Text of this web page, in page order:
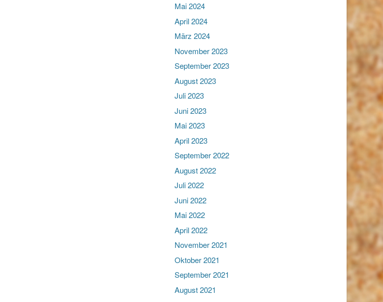
Mai 2024
April 2024
März 2024
November 2023
September 2023
August 2023
Juli 2023
Juni 2023
Mai 2023
April 2023
September 2022
August 2022
Juli 2022
Juni 2022
Mai 2022
April 2022
November 2021
Oktober 2021
September 2021
August 2021